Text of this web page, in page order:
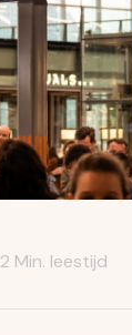
2 Min. leestijd